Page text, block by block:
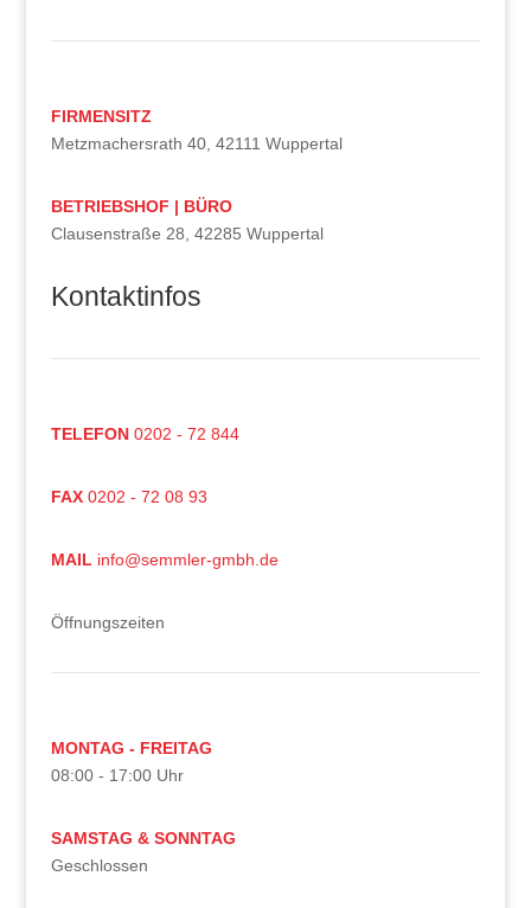
FIRMENSITZ
Metzmachersrath 40, 42111 Wuppertal
BETRIEBSHOF | BÜRO
Clausenstraße 28, 42285 Wuppertal
Kontaktinfos
TELEFON 0202 - 72 844
FAX 0202 - 72 08 93
MAIL info@semmler-gmbh.de
Öffnungszeiten
MONTAG - FREITAG
08:00 - 17:00 Uhr
SAMSTAG & SONNTAG
Geschlossen